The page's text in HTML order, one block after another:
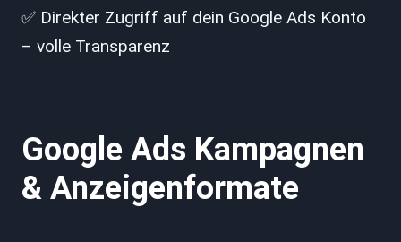
✅ Direkter Zugriff auf dein Google Ads Konto
– volle Transparenz
Google Ads Kampagnen
& Anzeigenformate